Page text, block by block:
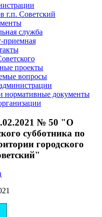
г.п. Советский
служба
приемная
проекты
вопросы
нормативные документы
№ 50 "О
субботника по
городского